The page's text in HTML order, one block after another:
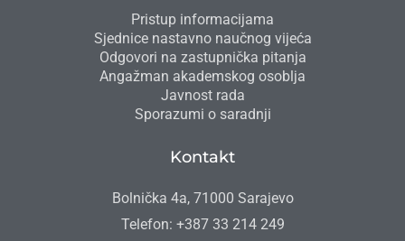
Pristup informacijama
Sjednice nastavno naučnog vijeća
Odgovori na zastupnička pitanja
Angažman akademskog osoblja
Javnost rada
Sporazumi o saradnji
Kontakt
Bolnička 4a, 71000 Sarajevo
Telefon: +387 33 214 249